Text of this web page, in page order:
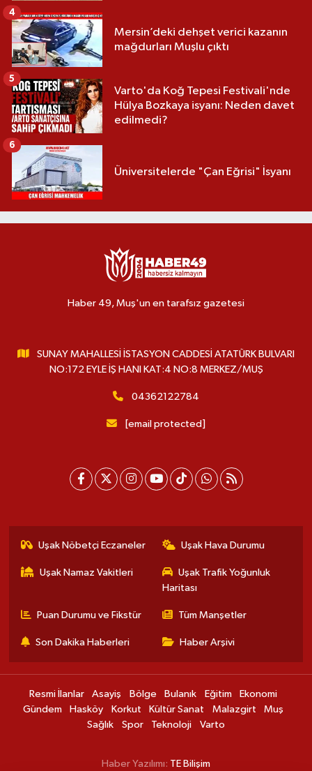
Mersin’deki dehşet verici kazanın
mağdurları Muşlu çıktı
4
Varto'da Koğ Tepesi Festivali'nde
Hülya Bozkaya isyanı: Neden davet
edilmedi?
5
Üniversitelerde "Çan Eğrisi" İsyanı
6
Haber 49, Muş'un en tarafsız gazetesi
SUNAY MAHALLESİ İSTASYON CADDESİ ATATÜRK BULVARI
NO:172 EYLE İŞ HANI KAT:4 NO:8 MERKEZ/MUŞ
04362122784
[email protected]
Uşak Nöbetçi Eczaneler Uşak Hava Durumu
Uşak Namaz Vakitleri
Uşak Trafik Yoğunluk
Haritası
Puan Durumu ve Fikstür Tüm Manşetler
Son Dakika Haberleri Haber Arşivi
Resmi İlanlar Asayiş Bölge Bulanık Eğitim
Ekonomi
Gündem
Hasköy Korkut Kültür Sanat Malazgirt
Muş
Sağlık
Spor Teknoloji Varto
Haber Yazılımı: TE Bilişim